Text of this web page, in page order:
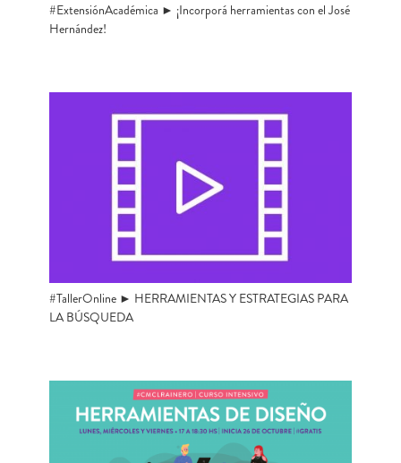
#ExtensiónAcadémica ► ¡Incorporá herramientas con el José
Hernández!
#TallerOnline ► HERRAMIENTAS Y ESTRATEGIAS PARA
LA BÚSQUEDA